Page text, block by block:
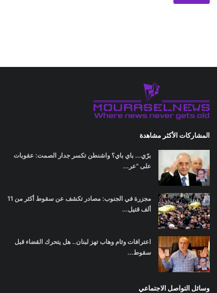
المشاركات الأكثر مشاهدة
برّي... باي باي؟ واشنطن تكسر جدار الصمت: عقوبات
على "عر...
مجزرة في الجنوب: مصادر تكشف عن سقوط أكثر من 11
ألف قتيل...
اعترافات وئام وهاب تهز لبنان.. هل يتحرك القضاء قبل
سقوط...
وسائل التواصل الاجتماعي